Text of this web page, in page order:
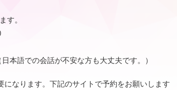
す。
本語での会話が不安な方も大丈夫です。）
なります。下記のサイトで予約をお願いします